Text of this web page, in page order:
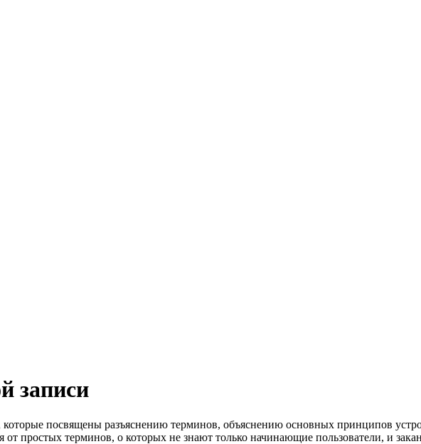
записи
которые посвящены разъяснению терминов, объяснению основных принципов
простых терминов, о которых не знают только начинающие пользователи, и